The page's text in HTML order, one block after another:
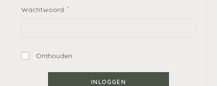
Wachtwoord *
Onthouden
INLOGGEN